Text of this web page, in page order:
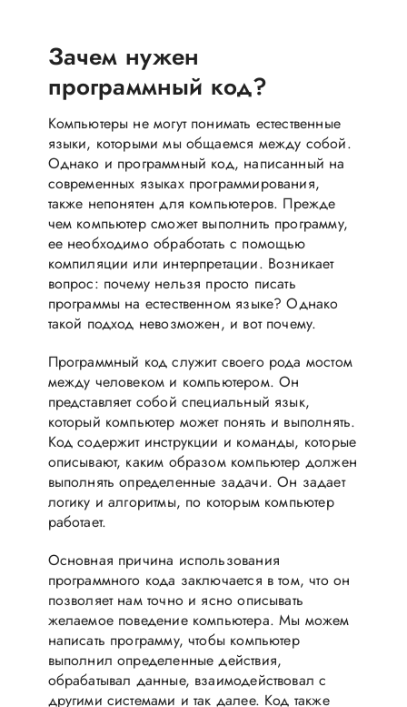
Зачем нужен
программный код?
Компьютеры не могут понимать естественные
языки, которыми мы общаемся между собой.
Однако и программный код, написанный на
современных языках программирования,
также непонятен для компьютеров. Прежде
чем компьютер сможет выполнить программу,
ее необходимо обработать с помощью
компиляции или интерпретации. Возникает
вопрос: почему нельзя просто писать
программы на естественном языке? Однако
такой подход невозможен, и вот почему.
Программный код служит своего рода мостом
между человеком и компьютером. Он
представляет собой специальный язык,
который компьютер может понять и выполнять.
Код содержит инструкции и команды, которые
описывают, каким образом компьютер должен
выполнять определенные задачи. Он задает
логику и алгоритмы, по которым компьютер
работает.
Основная причина использования
программного кода заключается в том, что он
позволяет нам точно и ясно описывать
желаемое поведение компьютера. Мы можем
написать программу, чтобы компьютер
выполнил определенные действия,
обрабатывал данные, взаимодействовал с
другими системами и так далее. Код также